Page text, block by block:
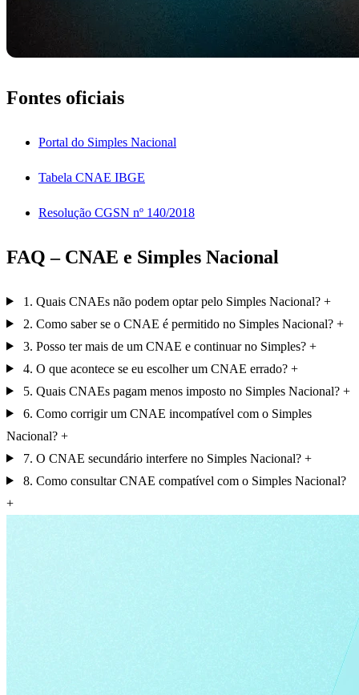
Fontes oficiais
Portal do Simples Nacional
Tabela CNAE IBGE
Resolução CGSN nº 140/2018
FAQ – CNAE e Simples Nacional
1. Quais CNAEs não podem optar pelo Simples Nacional?
2. Como saber se o CNAE é permitido no Simples Nacional?
3. Posso ter mais de um CNAE e continuar no Simples?
4. O que acontece se eu escolher um CNAE errado?
5. Quais CNAEs pagam menos imposto no Simples Nacional?
6. Como corrigir um CNAE incompatível com o Simples
Nacional?
7. O CNAE secundário interfere no Simples Nacional?
8. Como consultar CNAE compatível com o Simples Nacional?